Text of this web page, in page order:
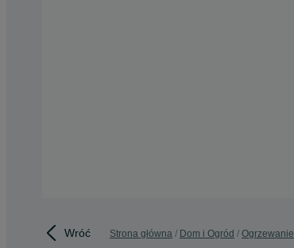
Wróć Strona główna Dom i Ogród Ogrzewanie